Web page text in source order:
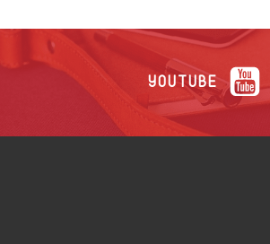
YOUTUBE